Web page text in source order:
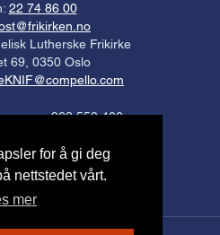
for å gi deg
nettstedet vårt.
mer
22 74 86 00
Lutherske Frikirke
69, 0350 Oslo
963 558 406
.